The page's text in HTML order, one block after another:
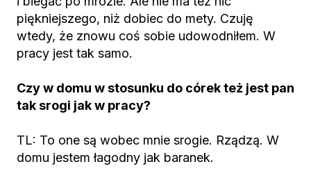
piękniejszego, niż dobiec do mety. Czuję
wtedy, że znowu coś sobie udowodniłem. W
pracy jest tak samo.
Czy w domu w stosunku do córek też jest pan
tak srogi jak w pracy?
TL: To one są wobec mnie srogie. Rządzą. W
domu jestem łagodny jak baranek.